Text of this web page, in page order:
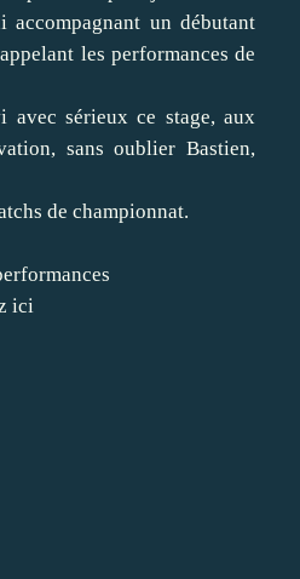
un débutant
les performances de
sérieux ce stage, aux
sans oublier Bastien,
de championnat.
ici